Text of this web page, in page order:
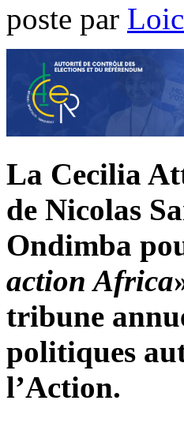
poste par
La Cecilia
de Nicolas
Ondimba
action Africa
tribune
politiques
l’Action.